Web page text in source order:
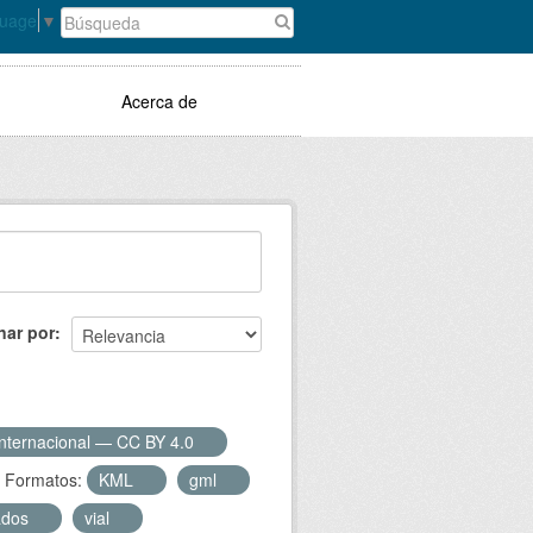
▼
Acerca de
por
— CC BY 4.0
Formatos:
KML
gml
vial